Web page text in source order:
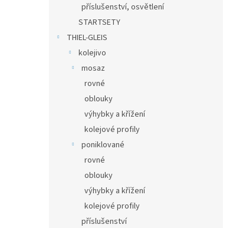
příslušenství, osvětlení
STARTSETY
THIEL-GLEIS
kolejivo
mosaz
rovné
oblouky
výhybky a křížení
kolejové profily
poniklované
rovné
oblouky
výhybky a křížení
kolejové profily
příslušenství